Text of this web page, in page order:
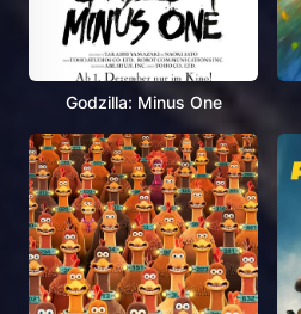
Godzilla: Minus One